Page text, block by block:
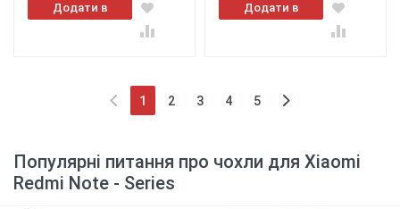
Додати в
кошик
Додати в
кошик
1
(current)
2 3 4 5
Популярні питання про чохли для Xiaomi
Redmi Note - Series